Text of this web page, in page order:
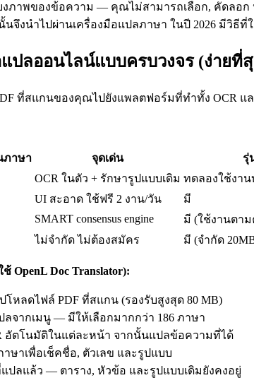
งภาพของข้อความ — คุณไม่สามารถเลือก, คัดลอ
จึงนำไปผ่านเครื่องมือแปลภาษา ในปี 2026 มีวิธี
ปลออนไลน์แบบครบวงจร (ง่ายที่
ที่สแกนของคุณไปยังแพลตฟอร์มที่ทำทั้ง OCR
ภาษา จุดเด่น
รุ่
OCR ในตัว + รักษารูปแบบเดิม ทดลองใช้งาน
UI สะอาด ใช้ฟรี 2 งาน/วัน
มี
SMART consensus engine
มี (ใช้งานตา
ไม่จำกัด ไม่ต้องสมัคร มี (จำกัด
OpenL Doc Translator):
โหลดไฟล์ PDF ที่สแกน (รองรับสูงสุด 80 MB)
ลจากเมนู — มีให้เลือกมากกว่า 186 ภาษา
อัตโนมัติในแต่ละหน้า จากนั้นแปลข้อความที่ได้
ษาเพื่อเช็คชื่อ, ตัวเลข และรูปแบบ
ปลแล้ว — ตาราง, หัวข้อ และรูปแบบเดิมยังคงอยู่